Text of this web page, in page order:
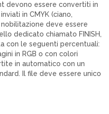
devono essere convertiti in
in CMYK (ciano,
deve essere
dedicato chiamato FINISH,
con le seguenti percentuali:
in RGB o con colori
in automatico con un
Il file deve essere unico